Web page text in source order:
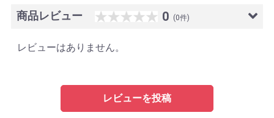
商品レビュー 0 (0件)
レビューはありません。
レビューを投稿